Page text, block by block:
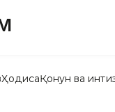
ҲодисаҚонун ва